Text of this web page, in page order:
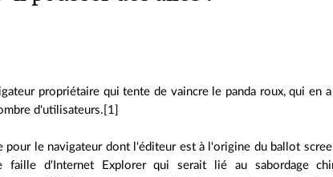
propriétaire qui tente de vaincre le panda roux, qui en
d'utilisateurs.[1]
le navigateur dont l'éditeur est à l'origine du ballot
faille d'Internet Explorer qui serait lié au sabordage